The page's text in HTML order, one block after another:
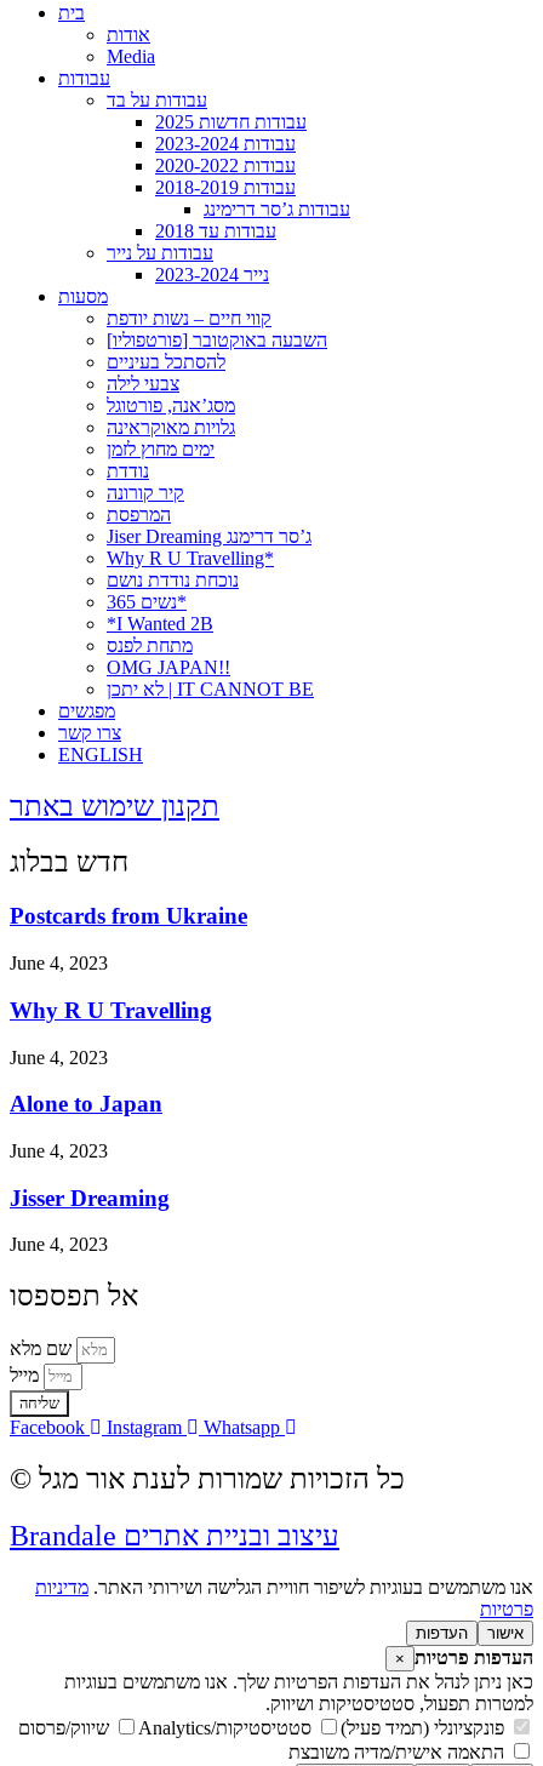
בית
אודות
Media
עבודות
עבודות על בד
עבודות חדשות 2025
עבודות 2023-2024
עבודות 2020-2022
עבודות 2018-2019
עבודות ג’סר דרימינג
עבודות עד 2018
עבודות על נייר
נייר 2023-2024
מסעות
קווי חיים – נשות יודפת
[פורטפוליו] השבעה באוקטובר
להסתכל בעיניים
צבעי לילה
מסג’אנה, פורטוגל
גלויות מאוקראינה
ימים מחוץ לזמן
נודדת
קיר קורונה
המרפסת
Jiser Dreaming ג’סר דרימנג
Why R U Travelling*
נוכחת נודדת נושם
נשים 365*
*I Wanted 2B
מתחת לפנס
OMG JAPAN!!
לא יתכן | IT CANNOT BE
מפגשים
צרו קשר
ENGLISH
תקנון שימוש באתר
חדש בבלוג
Postcards from Ukraine
June 4, 2023
Why R U Travelling
June 4, 2023
Alone to Japan
June 4, 2023
Jisser Dreaming
June 4, 2023
אל תפספסו
שליחה
Facebook Instagram Whatsapp
© כל הזכויות שמורות לענת אור מגל
Brandale עיצוב ובניית אתרים
אנו משתמשים בעוגיות לשיפור חוויית הגלישה ושירותי האתר. מדיניות
פרטיות
אישור העדפות
העדפות פרטיות ×
כאן ניתן לנהל את העדפות הפרטיות שלך. אנו משתמשים בעוגיות
למטרות תפעול, סטטיסטיקות ושיווק.
פונקציונלי (תמיד פעיל)
סטטיסטיקות/Analytics
שיווק/פרסום
התאמה אישית/מדיה משובצת